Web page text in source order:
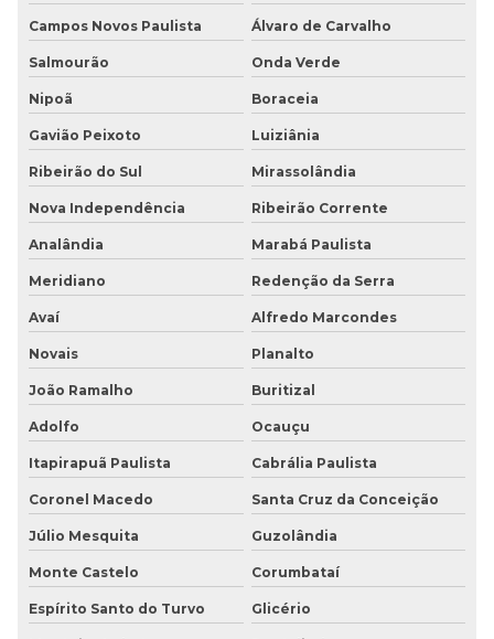
Campos Novos Paulista Álvaro de Carvalho
Salmourão Onda Verde
Nipoã Boraceia
Gavião Peixoto Luiziânia
Ribeirão do Sul Mirassolândia
Nova Independência Ribeirão Corrente
Analândia Marabá Paulista
Meridiano Redenção da Serra
Avaí Alfredo Marcondes
Novais Planalto
João Ramalho Buritizal
Adolfo Ocauçu
Itapirapuã Paulista Cabrália Paulista
Coronel Macedo Santa Cruz da Conceição
Júlio Mesquita Guzolândia
Monte Castelo Corumbataí
Espírito Santo do Turvo Glicério